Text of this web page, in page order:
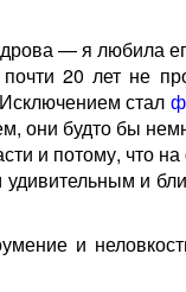
— я любила
20 лет не
стал
они будто бы
и потому, что
и
и